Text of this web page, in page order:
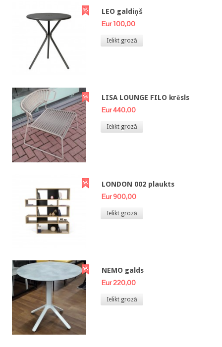
LEO galdiņš
Eur 100,00
Ielikt grozā
LISA LOUNGE FILO krēsls
Eur 440,00
Ielikt grozā
LONDON 002 plaukts
Eur 900,00
Ielikt grozā
NEMO galds
Eur 220,00
Ielikt grozā